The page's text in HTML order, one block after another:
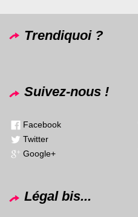
Trendiquoi ?
Suivez-nous !
Facebook
Twitter
Google+
Légal bis...